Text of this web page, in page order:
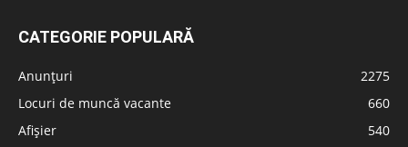
CATEGORIE POPULARĂ
Anunțuri
2275
Locuri de muncă vacante
660
Afișier
540